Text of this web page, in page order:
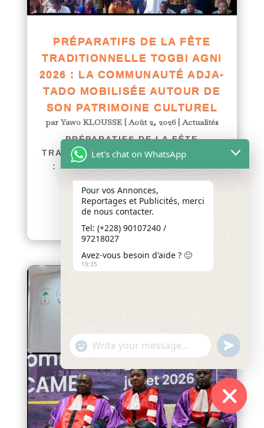
PRÉPARATIFS DE LA FÊTE
TRADITIONNELLE TOGBI AGNI
2026 : LA COMMUNAUTÉ ADJA-
TADO MOBILISÉE AUTOUR DE
SON PATRIMOINE CULTUREL
parYawo KLOUSSE| Août 2, 2026| Actualités
PRÉPARATIFS DE LA FÊTE
TRADITIONNELLE TOGBI AGNI 2026
: LA COMMUNAUTÉ ADJA-TADO
MOBILISÉE AUTOUR DE SON
PATRIMOINE CULTUREL
afriquenligne.tg La...
Hide
Let's chat on WhatsApp
Pour vos Annonces,
Reportages et Publicités, merci
de nous contacter.
Tel: (+228) 90107240 /
97218027
Avez-vous besoin d'aide ? 🙂
19:35
"+chaty_settings.lang.emoji_picker+"
WhatsApp
undefined